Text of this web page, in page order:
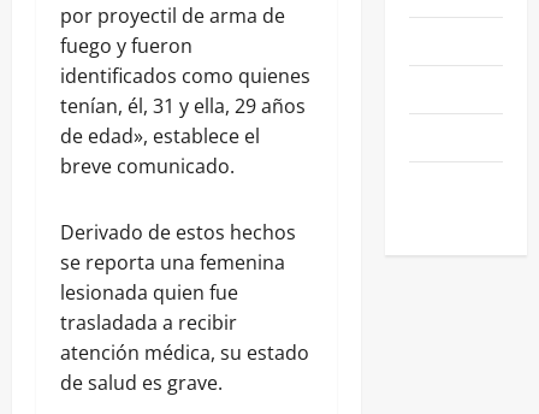
por proyectil de arma de
fuego y fueron
identificados como quienes
tenían, él, 31 y ella, 29 años
de edad», establece el
breve comunicado.
Derivado de estos hechos
se reporta una femenina
lesionada quien fue
trasladada a recibir
atención médica, su estado
de salud es grave.